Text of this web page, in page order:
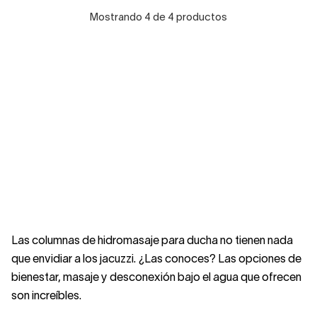
Mostrando 4 de 4 productos
Las columnas de hidromasaje para ducha no tienen nada
que envidiar a los jacuzzi. ¿Las conoces? Las opciones de
bienestar, masaje y desconexión bajo el agua que ofrecen
son increíbles.